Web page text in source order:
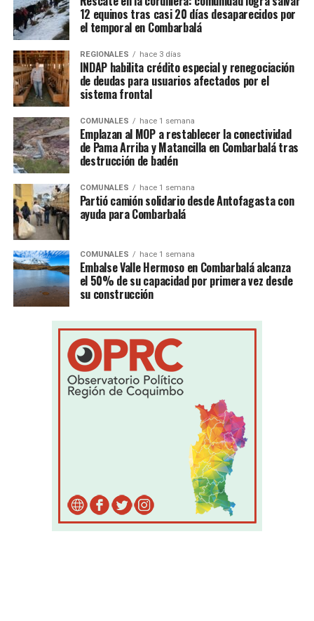
12 equinos tras casi 20 días desaparecidos por
el temporal en Combarbalá
REGIONALES hace 3 días
INDAP habilita crédito especial y renegociación
de deudas para usuarios afectados por el
sistema frontal
COMUNALES hace 1 semana
Emplazan al MOP a restablecer la conectividad
de Pama Arriba y Matancilla en Combarbalá tras
destrucción de badén
COMUNALES hace 1 semana
Partió camión solidario desde Antofagasta con
ayuda para Combarbalá
COMUNALES hace 1 semana
Embalse Valle Hermoso en Combarbalá alcanza
el 50% de su capacidad por primera vez desde
su construcción